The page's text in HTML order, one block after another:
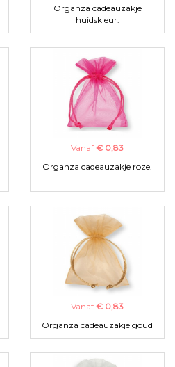
Organza cadeauzakje
huidskleur.
Vanaf € 0,83
Organza cadeauzakje roze.
Vanaf € 0,83
Organza cadeauzakje goud